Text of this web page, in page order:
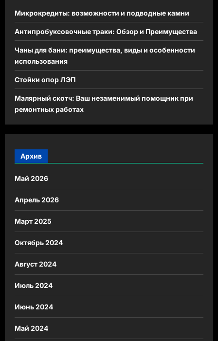
Микрокредиты: возможности и подводные камни
Антипробуксовочные траки: Обзор и Преимущества
Чаны для бани: преимущества, виды и особенности
использования
Стойки опор ЛЭП
Малярный скотч: Ваш незаменимый помощник при
ремонтных работах
Архив
Май 2026
Апрель 2026
Март 2025
Октябрь 2024
Август 2024
Июль 2024
Июнь 2024
Май 2024